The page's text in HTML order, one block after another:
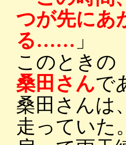
つが先にあ
る…… 」
このとき
桑田さんで
桑田さんは
走っていた。